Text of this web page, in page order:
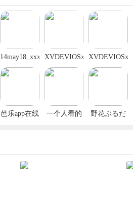
14may18_xxxxxl56endian
福利版
XVDEVIOSxvdeviosBBC22
最新版
最新版
芭乐app在线
一个人看的
野花ぶるだ